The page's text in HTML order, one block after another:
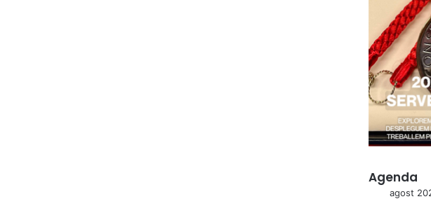
Agenda
agost